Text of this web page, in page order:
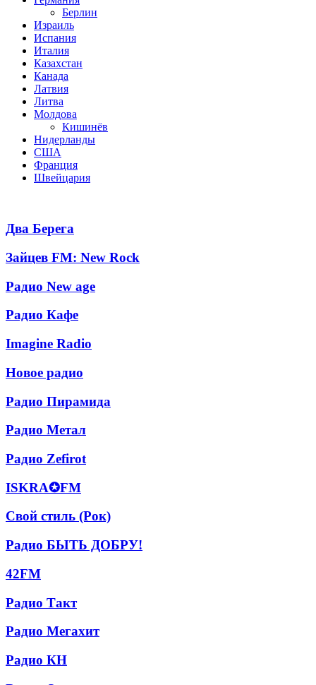
Берлин
Израиль
Испания
Италия
Казахстан
Канада
Латвия
Литва
Молдова
Кишинёв
Нидерланды
США
Франция
Швейцария
Два
Берега
Два Берега
Зайцев
New
Rock
Зайцев FM: New Rock
Радио
New
age
Радио New age
Радио
Кафе
Радио Кафе
Imagine
Radio
Imagine Radio
Новое
Новое радио
Радио
Пирамида
Радио Пирамида
Радио
Метал
Радио Метал
Радио
Zefirot
Радио Zefirot
ISKRA✪FM
ISKRA✪FM
Свой
(Рок)
Свой стиль (Рок)
Радио
БЫТЬ
ДОБРУ!
Радио БЫТЬ ДОБРУ!
42FM
42FM
Радио
Такт
Радио Такт
Радио
Мегахит
Радио Мегахит
Радио
Радио КН